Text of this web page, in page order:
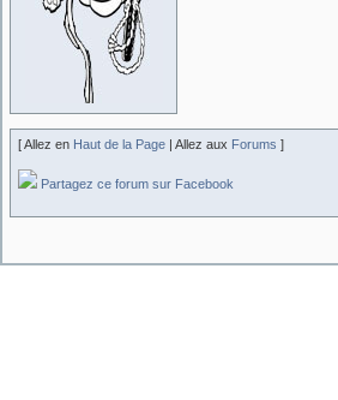
[ Allez en Haut de la Page | Allez aux Forums ]
Partagez ce forum sur Facebook